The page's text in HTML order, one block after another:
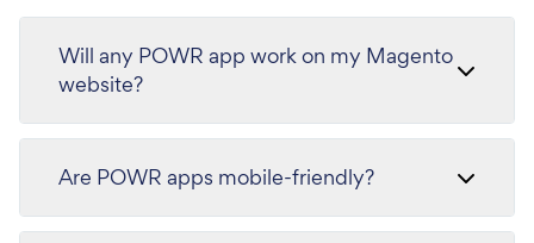
Will any POWR app work on my Magento
website?
Are POWR apps mobile-friendly?